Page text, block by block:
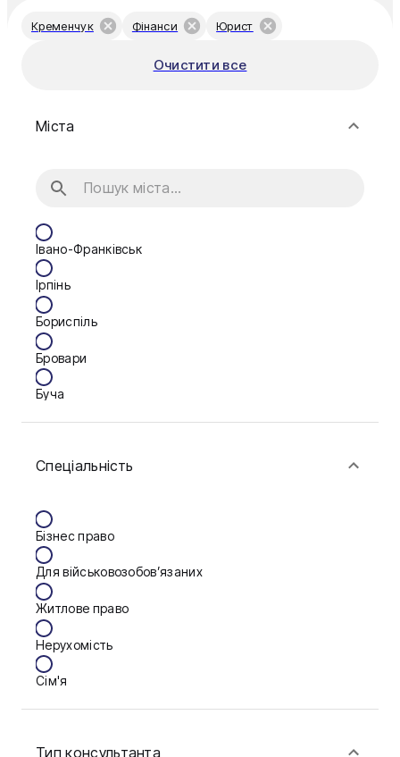
Кременчук Фінанси Юрист
Очистити все
Міста
Івано-Франківськ
Ірпінь
Бориспіль
Бровари
Буча
Васильків
Дніпро
Запоріжжя
Калуш
Кам'янське
Ковель
Спеціальність
Бізнес право
Для військовозобов’язаних
Житлове право
Нерухомість
Сім'я
Тип консультанта